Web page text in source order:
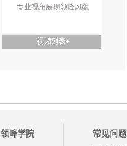
专业视角展现领峰风貌
视频列表+
领峰学院
常见问题